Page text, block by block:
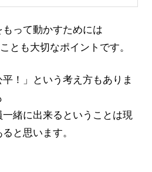
って動かすためには
とも大切なポイントです。
平！」という考え方もありま
緒に出来るということは現
と思います。